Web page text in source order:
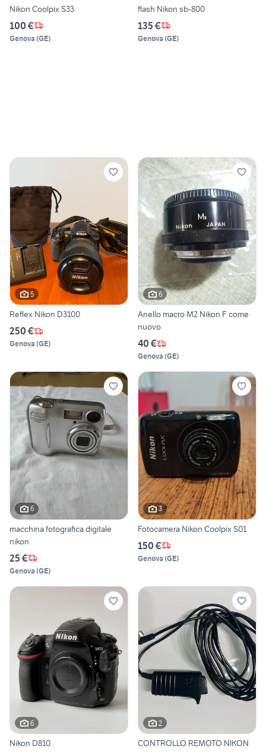
Nikon Coolpix S33
100 €
Genova (GE)
flash Nikon sb-800
135 €
Genova (GE)
5
Reflex Nikon D3100
250 €
Genova (GE)
6
Anello macro M2 Nikon F come
nuovo
40 €
Genova (GE)
6
macchina fotografica digitale
nikon
25 €
Genova (GE)
3
Fotocamera Nikon Coolpix S01
150 €
Genova (GE)
6
Nikon D810
2
CONTROLLO REMOTO NIKON